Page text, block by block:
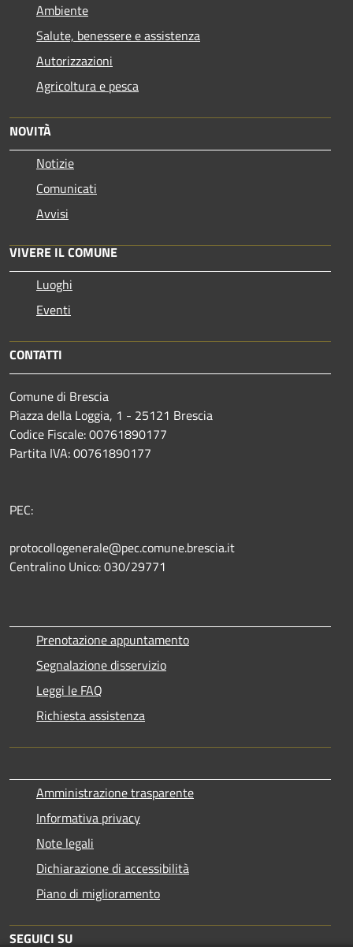
Ambiente
Salute, benessere e assistenza
Autorizzazioni
Agricoltura e pesca
NOVITÀ
Notizie
Comunicati
Avvisi
VIVERE IL COMUNE
Luoghi
Eventi
CONTATTI
Comune di Brescia
Piazza della Loggia, 1 - 25121 Brescia
Codice Fiscale: 00761890177
Partita IVA: 00761890177
PEC:
protocollogenerale@pec.comune.brescia.it
Centralino Unico: 030/29771
Prenotazione appuntamento
Segnalazione disservizio
Leggi le FAQ
Richiesta assistenza
Amministrazione trasparente
Informativa privacy
Note legali
Dichiarazione di accessibilità
Piano di miglioramento
SEGUICI SU